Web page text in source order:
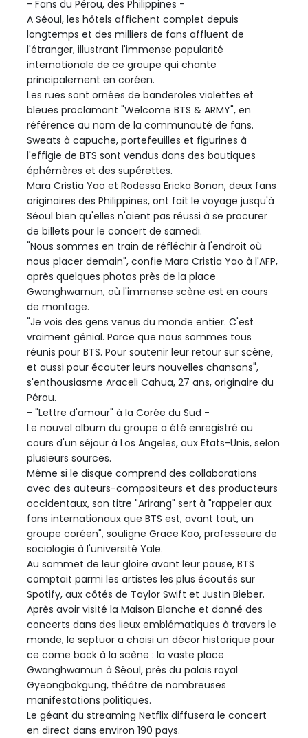
- Fans du Pérou, des Philippines -
A Séoul, les hôtels affichent complet depuis
longtemps et des milliers de fans affluent de
l'étranger, illustrant l'immense popularité
internationale de ce groupe qui chante
principalement en coréen.
Les rues sont ornées de banderoles violettes et
bleues proclamant "Welcome BTS & ARMY", en
référence au nom de la communauté de fans.
Sweats à capuche, portefeuilles et figurines à
l'effigie de BTS sont vendus dans des boutiques
éphémères et des supérettes.
Mara Cristia Yao et Rodessa Ericka Bonon, deux fans
originaires des Philippines, ont fait le voyage jusqu'à
Séoul bien qu'elles n'aient pas réussi à se procurer
de billets pour le concert de samedi.
"Nous sommes en train de réfléchir à l'endroit où
nous placer demain", confie Mara Cristia Yao à l'AFP,
après quelques photos près de la place
Gwanghwamun, où l'immense scène est en cours
de montage.
"Je vois des gens venus du monde entier. C'est
vraiment génial. Parce que nous sommes tous
réunis pour BTS. Pour soutenir leur retour sur scène,
et aussi pour écouter leurs nouvelles chansons",
s'enthousiasme Araceli Cahua, 27 ans, originaire du
Pérou.
- "Lettre d'amour" à la Corée du Sud -
Le nouvel album du groupe a été enregistré au
cours d'un séjour à Los Angeles, aux Etats-Unis, selon
plusieurs sources.
Même si le disque comprend des collaborations
avec des auteurs-compositeurs et des producteurs
occidentaux, son titre "Arirang" sert à "rappeler aux
fans internationaux que BTS est, avant tout, un
groupe coréen", souligne Grace Kao, professeure de
sociologie à l'université Yale.
Au sommet de leur gloire avant leur pause, BTS
comptait parmi les artistes les plus écoutés sur
Spotify, aux côtés de Taylor Swift et Justin Bieber.
Après avoir visité la Maison Blanche et donné des
concerts dans des lieux emblématiques à travers le
monde, le septuor a choisi un décor historique pour
ce come back à la scène : la vaste place
Gwanghwamun à Séoul, près du palais royal
Gyeongbokgung, théâtre de nombreuses
manifestations politiques.
Le géant du streaming Netflix diffusera le concert
en direct dans environ 190 pays.